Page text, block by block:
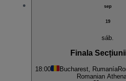
sep
19
sáb.
Finala
18:00 Bucharest, Rumanía
Romanian